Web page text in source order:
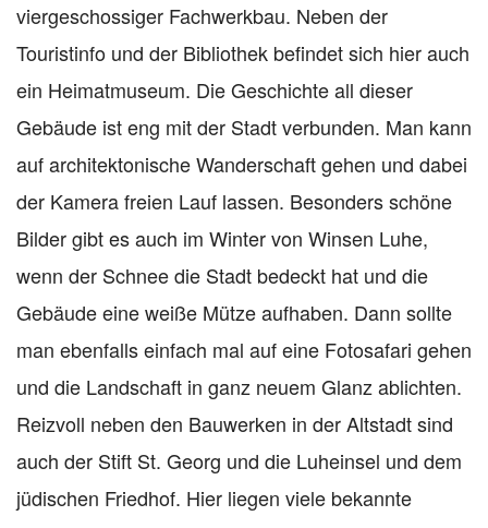
viergeschossiger Fachwerkbau. Neben der
Touristinfo und der Bibliothek befindet sich hier auch
ein Heimatmuseum. Die Geschichte all dieser
Gebäude ist eng mit der Stadt verbunden. Man kann
auf architektonische Wanderschaft gehen und dabei
der Kamera freien Lauf lassen. Besonders schöne
Bilder gibt es auch im Winter von Winsen Luhe,
wenn der Schnee die Stadt bedeckt hat und die
Gebäude eine weiße Mütze aufhaben. Dann sollte
man ebenfalls einfach mal auf eine Fotosafari gehen
und die Landschaft in ganz neuem Glanz ablichten.
Reizvoll neben den Bauwerken in der Altstadt sind
auch der Stift St. Georg und die Luheinsel und dem
jüdischen Friedhof. Hier liegen viele bekannte